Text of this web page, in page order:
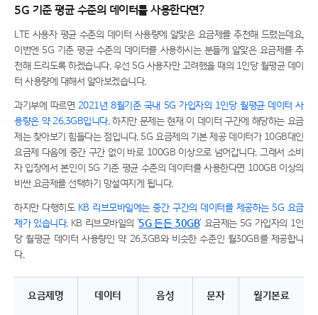
5G 기준 평균 수준의 데이터를 사용한다면?
LTE 사용자 평균 수준의 데이터 사용량에 알맞은 요금제를 추천해 드렸는데요,
이번엔 5G 기준 평균 수준의 데이터를 사용하시는 분들께 알맞은 요금제를 추
천해 드리도록 하겠습니다. 우선 5G 사용자만 고려했을 때의 1인당 월평균 데이
터 사용량에 대해서 알아보겠습니다.
과기부에 따르면 2021년 8월기준 국내 5G 가입자의 1인당 월평균 데이터 사
용량은 약 26.3GB입니다.하지만 문제는 현재 이 데이터 구간에 해당하는 요금
제는 찾아보기 힘들다는 점입니다. 5G 요금제의 기본 제공 데이터가 10GB대인
요금제 다음에 중간 구간 없이 바로 100GB 이상으로 넘어갑니다. 그래서 소비
자 입장에서 본인이 5G 기준 평균 수준의 데이터를 사용한다면 100GB 이상의
비싼 요금제를 선택하기 망설여지게 됩니다.
하지만 다행히도 KB 리브모바일에는 중간 구간의 데이터를 제공하는 5G 요금
제가 있습니다.KB 리브모바일의 '5G 든든 30GB' 요금제는 5G 가입자의 1인
당 월평균 데이터 사용량인 약 26.3GB와 비슷한 수준인 월30GB를 제공합니
다.
요금제명 데이터 음성 문자 월기본료